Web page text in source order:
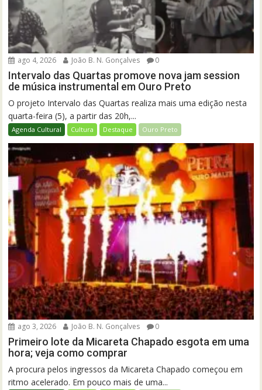
ago 4, 2026 João B. N. Gonçalves 0
Intervalo das Quartas promove nova jam session
de música instrumental em Ouro Preto
O projeto Intervalo das Quartas realiza mais uma edição nesta
quarta-feira (5), a partir das 20h,...
Agenda Cultural Cultura Destaque Ouro Preto
ago 3, 2026 João B. N. Gonçalves 0
Primeiro lote da Micareta Chapado esgota em uma
hora; veja como comprar
A procura pelos ingressos da Micareta Chapado começou em
ritmo acelerado. Em pouco mais de uma...